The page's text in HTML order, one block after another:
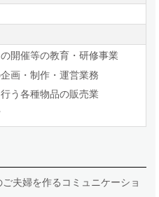
開催等の教育・研修事業​
画・制作・運営業務
う各種物品の販売業
ご夫婦を作るコミュニケーショ